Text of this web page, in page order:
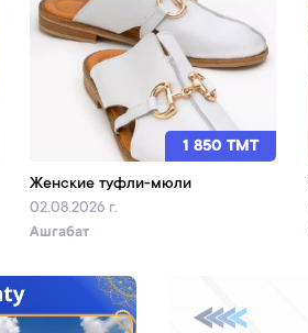
1 850 TMT
Женские туфли-мюли
02.08.2026 г.
Ашгабат